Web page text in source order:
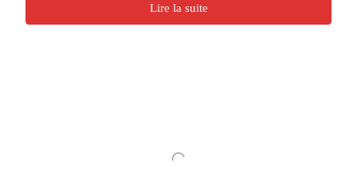
Lire la suite